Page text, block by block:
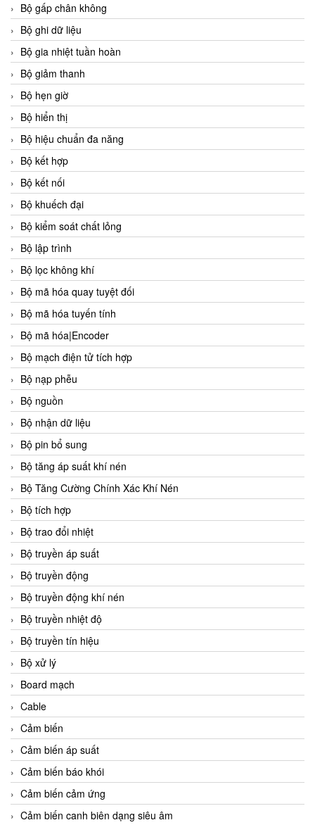
Bộ gấp chân không
Bộ ghi dữ liệu
Bộ gia nhiệt tuần hoàn
Bộ giảm thanh
Bộ hẹn giờ
Bộ hiển thị
Bộ hiệu chuẩn đa năng
Bộ kết hợp
Bộ kết nối
Bộ khuếch đại
Bộ kiểm soát chất lỏng
Bộ lập trình
Bộ lọc không khí
Bộ mã hóa quay tuyệt đối
Bộ mã hóa tuyến tính
Bộ mã hóa|Encoder
Bộ mạch điện tử tích hợp
Bộ nạp phễu
Bộ nguồn
Bộ nhận dữ liệu
Bộ pin bổ sung
Bộ tăng áp suất khí nén
Bộ Tăng Cường Chính Xác Khí Nén
Bộ tích hợp
Bộ trao đổi nhiệt
Bộ truyền áp suất
Bộ truyền động
Bộ truyền động khí nén
Bộ truyền nhiệt độ
Bộ truyền tín hiệu
Bộ xử lý
Board mạch
Cable
Cảm biến
Cảm biến áp suất
Cảm biến báo khói
Cảm biến cảm ứng
Cảm biến canh biên dạng siêu âm